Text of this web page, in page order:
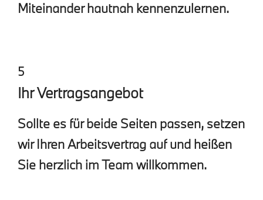
Miteinander hautnah kennenzulernen.
5
Ihr Vertragsangebot
Sollte es für beide Seiten passen, setzen
wir Ihren Arbeitsvertrag auf und heißen
Sie herzlich im Team willkommen.